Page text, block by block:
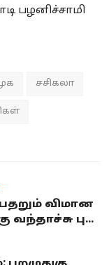
பழனிச்சாமி
சசிகலா
விமான
பு...